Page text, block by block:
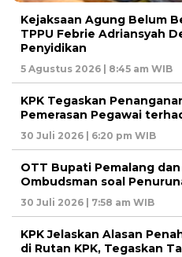
Kejaksaan Agung Belum
TPPU Febrie Adriansyah
Penyidikan
5 Agustus 2026 | 8:45 am WIB
KPK Tegaskan
Pemerasan Pegawai
30 Juli 2026 | 6:20 pm WIB
OTT Bupati Pemalang
Ombudsman soal
30 Juli 2026 | 7:58 am WIB
KPK Jelaskan Alasan
di Rutan KPK, Tegaskan